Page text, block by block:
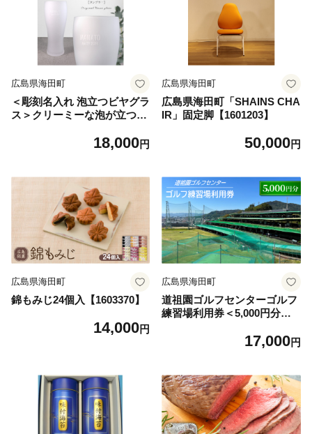
広島県海田町
＜彫刻名入れ 泡立つビヤグラ
ス＞クリーミーな泡が立つタ
18,000円
広島県海田町
広島県海田町「SHAINS CHA
IR」固定脚【1601203】
50,000円
広島県海田町
錦もみじ24個入【1603370】
14,000円
広島県海田町
道祖園ゴルフセンターゴルフ
練習場利用券＜5,000円分＞
17,000円